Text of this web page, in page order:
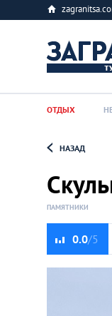
Loading...
ОТДЫХ
НАЗАД
ПАМЯТНИКИ
0.0